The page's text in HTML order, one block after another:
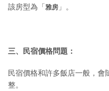
該房型為「 雅房 」。
三、民宿價格問題：
民宿價格和許多飯店一般，會
整。